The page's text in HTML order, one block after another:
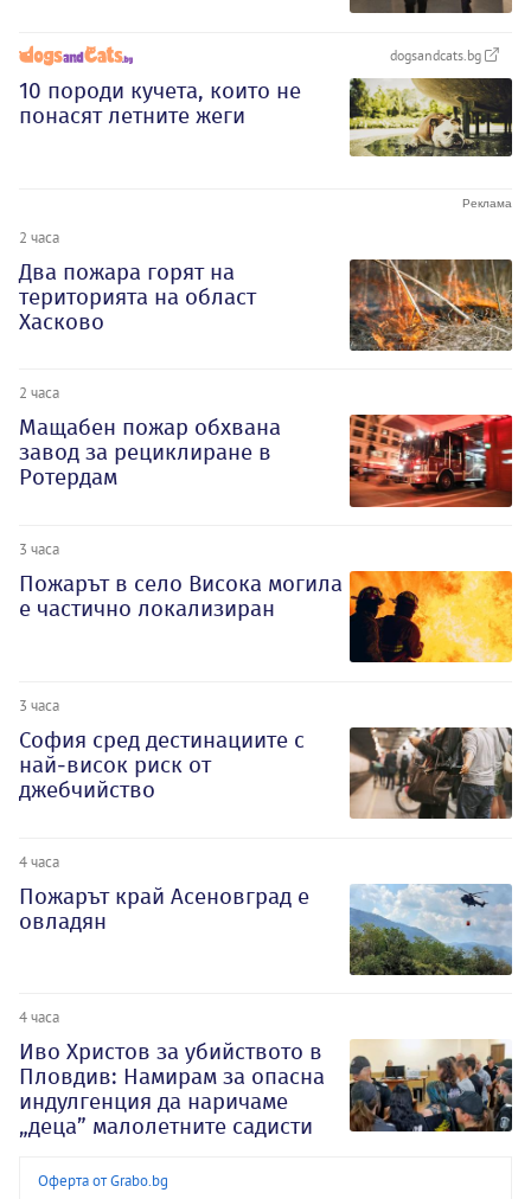
dogsandcats.bg
10 породи кучета, които не
понасят летните жеги
2 часа
Два пожара горят на
територията на област
Хасково
2 часа
Мащабен пожар обхвана
завод за рециклиране в
Ротердам
3 часа
Пожарът в село Висока могила
е частично локализиран
3 часа
София сред дестинациите с
най-висок риск от
джебчийство
4 часа
Пожарът край Асеновград е
овладян
4 часа
Иво Христов за убийството в
Пловдив: Намирам за опасна
индулгенция да наричаме
„деца” малолетните садисти
Оферта от Grabo.bg